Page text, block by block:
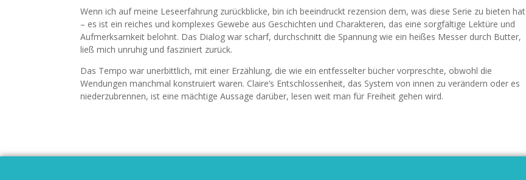
Wenn ich auf meine Leseerfahrung zurückblicke, bin ich beeindruckt rezension dem, was diese Serie zu bieten hat
– es ist ein reiches und komplexes Gewebe aus Geschichten und Charakteren, das eine sorgfältige Lektüre und
Aufmerksamkeit belohnt. Das Dialog war scharf, durchschnitt die Spannung wie ein heißes Messer durch Butter,
ließ mich unruhig und fasziniert zurück.
Das Tempo war unerbittlich, mit einer Erzählung, die wie ein entfesselter bücher vorpreschte, obwohl die
Wendungen manchmal konstruiert waren. Claire’s Entschlossenheit, das System von innen zu verändern oder es
niederzubrennen, ist eine mächtige Aussage darüber, lesen weit man für Freiheit gehen wird.